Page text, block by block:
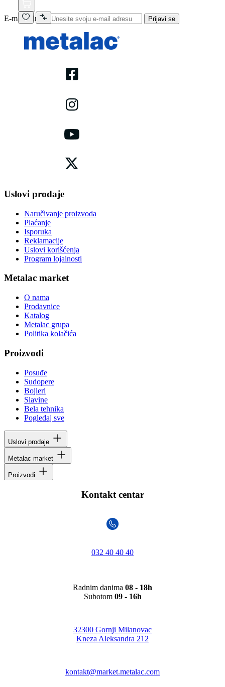
E-mail adresa Prijavi se
Uslovi prodaje
Naručivanje proizvoda
Plaćanje
Isporuka
Reklamacije
Uslovi korišćenja
Program lojalnosti
Metalac market
O nama
Prodavnice
Katalog
Metalac grupa
Politika kolačića
Proizvodi
Posuđe
Sudopere
Bojleri
Slavine
Bela tehnika
Pogledaj sve
Uslovi prodaje
Metalac market
Proizvodi
Kontakt centar
032 40 40 40
Radnim danima 08 - 18h
Subotom 09 - 16h
32300 Gornji Milanovac
Kneza Aleksandra 212
kontakt@market.metalac.com